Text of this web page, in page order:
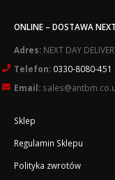
ONLINE – DOSTAWA
Adres: NEXT DAY
Telefon: 0330-8080-451
Email:
Sklep
Regulamin Sklepu
Polityka zwrotów